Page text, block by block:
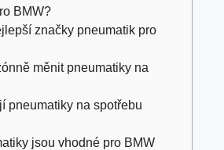
BMW?
značky pneumatik pro
měnit pneumatiky na
pneumatiky na spotřebu
jsou vhodné pro BMW